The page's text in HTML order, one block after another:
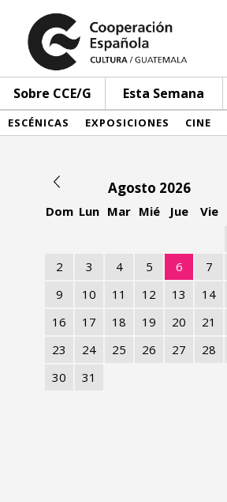
Sobre CCE/G Esta Semana
ESCÉNICAS EXPOSICIONES CINE
Agosto 2026
Dom Lun Mar Mié Jue Vie
2
3 4 5 6 7
9
10 11 12 13 14
16
17 18 19 20 21
23
24 25 26 27 28
30
31